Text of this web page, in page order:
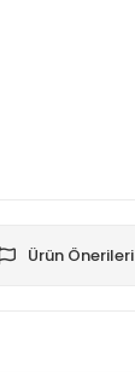
Ürün Önerileri